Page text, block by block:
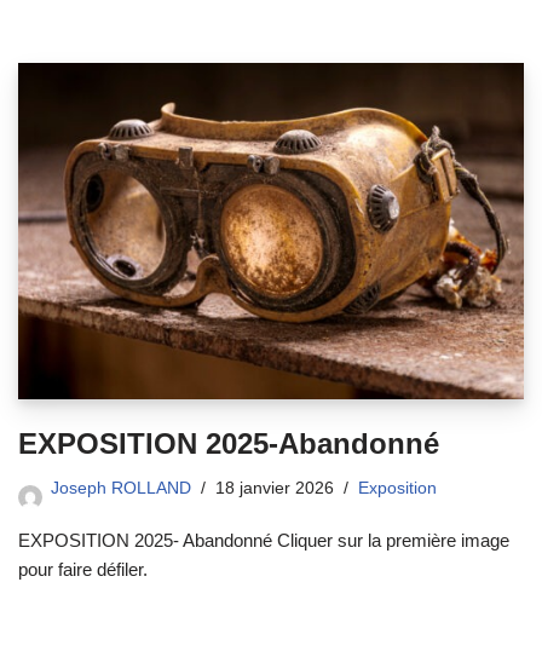
EXPOSITION 2025-Abandonné
Joseph ROLLAND 18 janvier 2026 Exposition
EXPOSITION 2025- Abandonné Cliquer sur la première image
pour faire défiler.